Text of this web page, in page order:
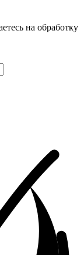
на обработку